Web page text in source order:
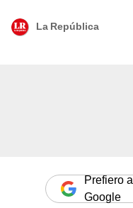
La República
Prefiero
Google